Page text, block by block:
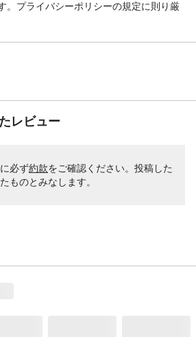
。プライバシーポリシーの規定に則り厳
レビュー
必ず約款をご確認ください。投稿した
ものとみなします。